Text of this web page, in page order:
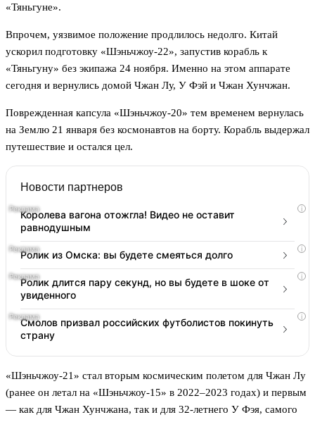
«Тяньгуне».
Впрочем, уязвимое положение продлилось недолго. Китай
ускорил подготовку «Шэньчжоу-22», запустив корабль к
«Тяньгуну» без экипажа 24 ноября. Именно на этом аппарате
сегодня и вернулись домой Чжан Лу, У Фэй и Чжан Хунчжан.
Поврежденная капсула «Шэньчжоу-20» тем временем вернулась
на Землю 21 января без космонавтов на борту. Корабль выдержал
путешествие и остался цел.
Новости партнеров
i
Королева вагона отожгла! Видео не оставит
равнодушным
i
Ролик из Омска: вы будете смеяться долго
i
Ролик длится пару секунд, но вы будете в шоке от
увиденного
i
Смолов призвал российских футболистов покинуть
страну
«Шэньчжоу-21» стал вторым космическим полетом для Чжан Лу
(ранее он летал на «Шэньчжоу-15» в 2022–2023 годах) и первым
— как для Чжан Хунчжана, так и для 32-летнего У Фэя, самого